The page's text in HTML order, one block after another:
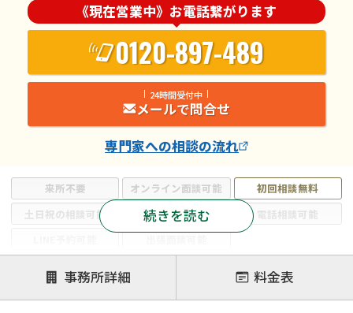
来所不要 オンライン面談可能
初回相談無料
土日祝の相談可能
19時以降電話可能
電話相談可能
注力案件
遺言書作成・遺言執行
相続放棄
相続登記
続きを読む
《現在営業中》お電話繋がります
0120-897-489
24時間受付中
メールで問合せ
専門家への相談の流れ
事務所詳細 料金表